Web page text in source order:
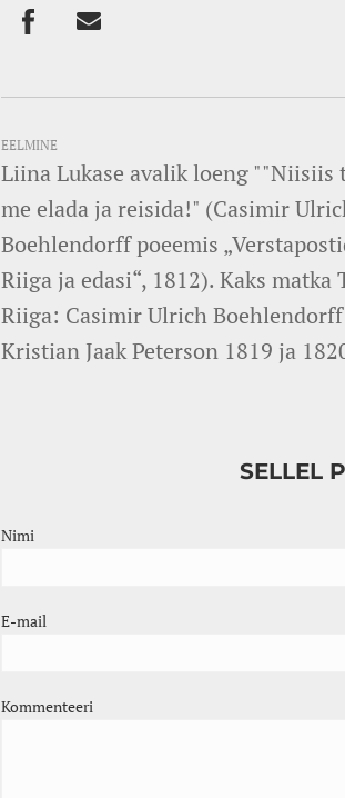
EELMINE
Liina Lukase avalik loeng ""Niisiis
me elada ja reisida!" (Casimir
Boehlendorff poeemis
Riiga ja edasi“, 1812). Kaks matka
Riiga: Casimir Ulrich
Kristian Jaak Peterson 1819 ja
SELLEL
Nimi
E-mail
Kommenteeri